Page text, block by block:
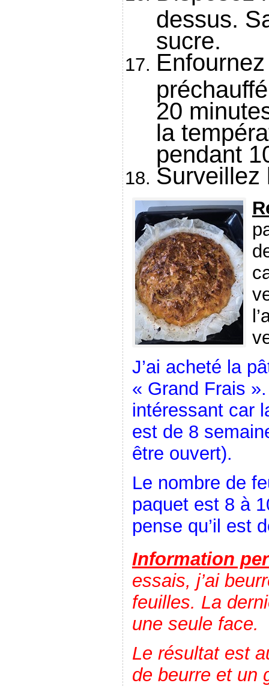
dessus.
sucre.
20
la
pendant
Surveillez
J’ai acheté la
« Grand Frais
intéressant car
est de 8
être ouvert).
Le nombre de
paquet est 8 à
pense qu’il est
Information
essais, j’ai
feuilles. La
une seule face.
Le résultat est
de beurre et un